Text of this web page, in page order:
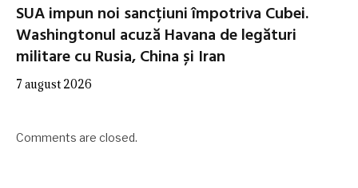
SUA impun noi sancțiuni împotriva Cubei.
Washingtonul acuză Havana de legături
militare cu Rusia, China și Iran
7 august 2026
Comments are closed.